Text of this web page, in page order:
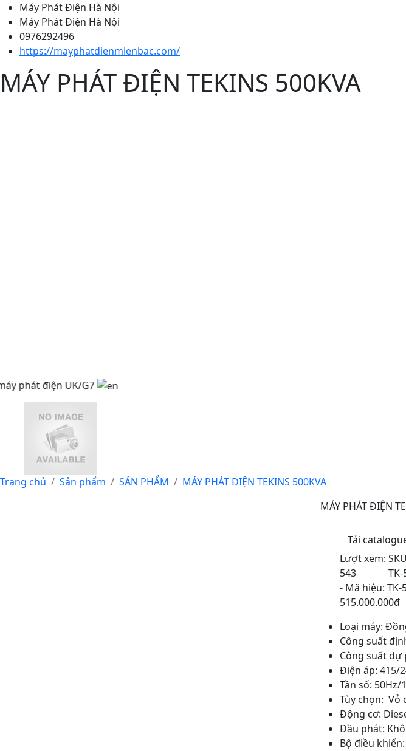
Máy Phát Điện Hà Nội
Máy Phát Điện Hà Nội
0976292496
https://mayphatdienmienbac.com/
MÁY PHÁT ĐIỆN TEKINS 500KVA
điện UK/G7
100kVA - Dưới 250kVA
250kVA - Dưới 500kVA
500kVA - Dưới 800kVA
800kVA - Dưới 1500kVA
Trang chủ Sản phẩm SẢN PHẨM
MÁY PHÁT ĐIỆN TEKINS 500KVA
MÁY PHÁT ĐIỆN
Tải
Lượt xem:
543
TK-
- Mã hiệu:
515.000.000đ
Loại máy:
Công suất
Công suất dự
Điện áp: 415/
Tần số: 50Hz/
Tùy chọn: Vỏ
Động cơ:
Đầu phát:
Bộ điều